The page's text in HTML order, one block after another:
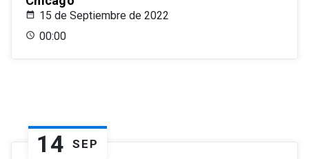
15 de Septiembre de 2022
00:00
14 SEP